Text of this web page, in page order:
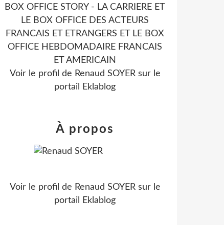
BOX OFFICE STORY - LA CARRIERE ET
LE BOX OFFICE DES ACTEURS
FRANCAIS ET ETRANGERS ET LE BOX
OFFICE HEBDOMADAIRE FRANCAIS
ET AMERICAIN
Voir le profil de Renaud SOYERsur le
portail Eklablog
À propos
Voir le profil de Renaud SOYERsur le
portail Eklablog